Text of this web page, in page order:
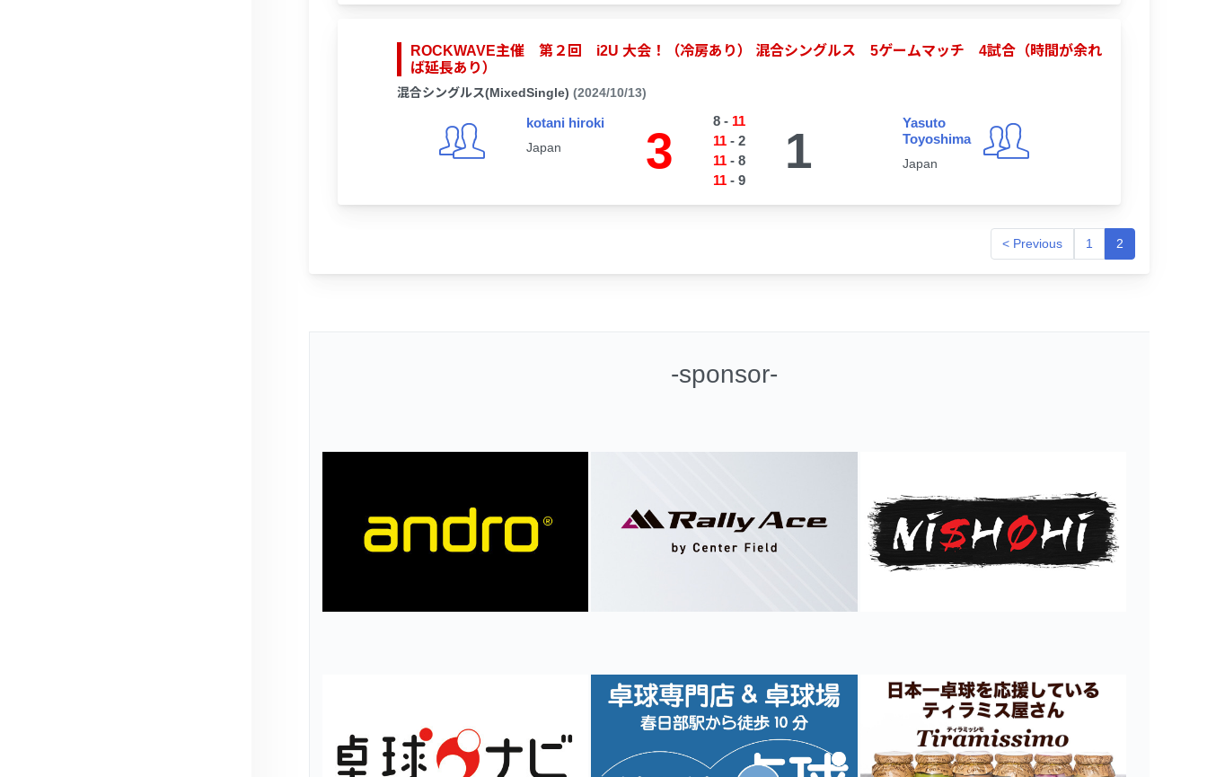
ROCKWAVE主催 第２回 i2U 大会！（冷房あり） 混合シングルス 5ゲームマッチ 4試合（時間が余れ
ば延長あり）
混合シングルス(MixedSingle) (2024/10/13)
kotani hiroki
Japan 3
8- 11
11- 2
11- 8
11- 9
1
Yasuto
Toyoshima
Japan
< Previous 1 2
-sponsor-